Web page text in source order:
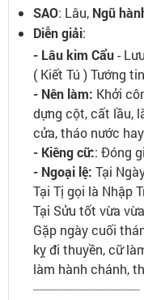
SAO: Lâu, Ngũ
Diễn giải:
- Lâu kim Cẩu-
( Kiết Tú ) Tướng
- Nên làm: Khởi
dựng cột, cất lầu,
cửa, tháo nước
- Kiêng cữ:: Đóng
- Ngoại lệ: Tại
Tại Tị gọi là Nhập
Tại Sửu tốt vừa
Gặp ngày cuối
kỵ đi thuyền, cữ
làm hành chánh,
---------------------------------